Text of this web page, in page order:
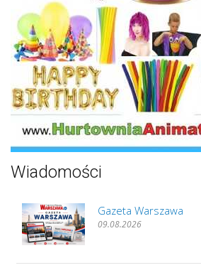
Wiadomości
Gazeta Warszawa
09.08.2026